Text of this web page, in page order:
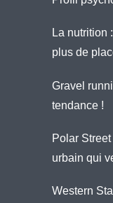
La nutrition
plus de
Gravel
tendance !
Polar
urbain qui
Western